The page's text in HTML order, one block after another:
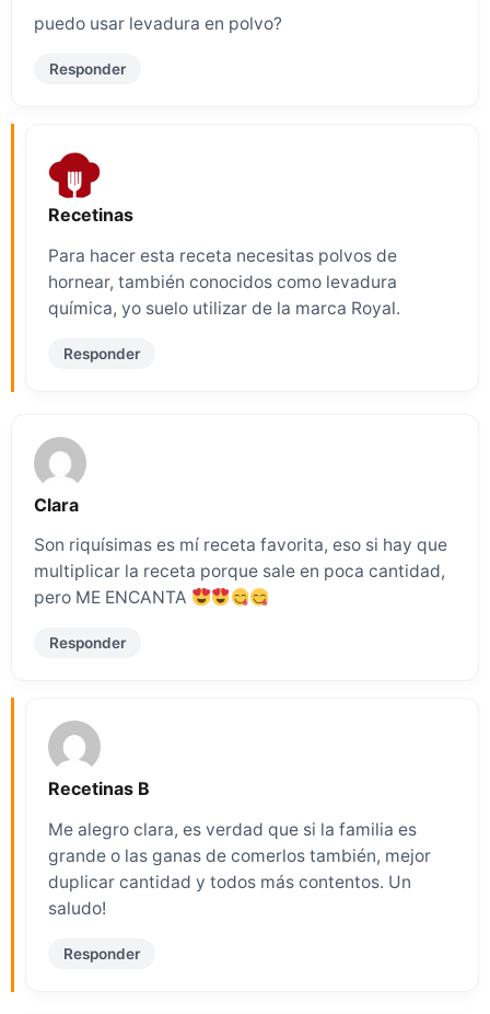
puedo usar levadura en polvo?
Responder
Recetinas
Para hacer esta receta necesitas polvos de
hornear, también conocidos como levadura
química, yo suelo utilizar de la marca Royal.
Responder
Clara
Son riquísimas es mí receta favorita, eso si hay que
multiplicar la receta porque sale en poca cantidad,
pero ME ENCANTA
Responder
Recetinas B
Me alegro clara, es verdad que si la familia es
grande o las ganas de comerlos también, mejor
duplicar cantidad y todos más contentos. Un
saludo!
Responder